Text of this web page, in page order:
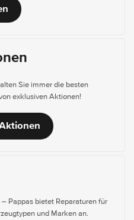
Sie immer die besten
exklusiven Aktionen!
Pappas bietet Reparaturen für
und Marken an.